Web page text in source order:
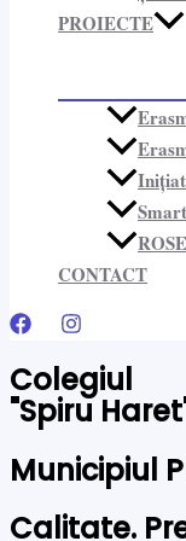
PROIECTE​
ROSE
CONTACT
Colegiul
"Spiru
Municipiul
Calitate.